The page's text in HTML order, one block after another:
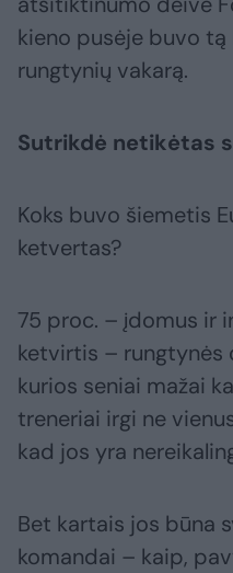
kieno pusėje buvo tą
rungtynių vakarą.
Sutrikdė netikėtas
Koks buvo šiemetis
ketvertas?
75 proc. – įdomus ir
ketvirtis –
kurios seniai mažai
treneriai irgi ne
kad jos yra
Bet kartais jos būna
komandai – kaip,